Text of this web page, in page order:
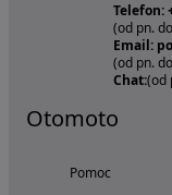
Telefon:
(od pn.
Email:
(od pn.
Chat:(od
Otomoto
Pomoc